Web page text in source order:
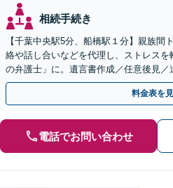
相続手続き
【千葉中央駅5分、船橋駅１分】親族間
絡や話し合いなどを代理し、ストレス
の弁護士」に。遺言書作成／任意後見
気軽にご相談ください！【初回来所相談
料金表を
電話でお問い合わせ